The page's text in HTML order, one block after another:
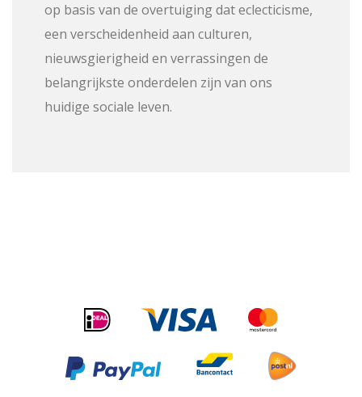
op basis van de overtuiging dat eclecticisme,
een verscheidenheid aan culturen,
nieuwsgierigheid en verrassingen de
belangrijkste onderdelen zijn van ons
huidige sociale leven.